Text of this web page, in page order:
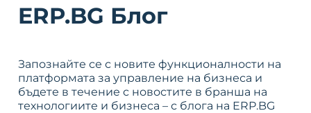
ERP.BG Блог
Запознайте се с новите функционалности на
платформата за управление на бизнеса и
бъдете в течение с новостите в бранша на
технологиите и бизнеса – с блога на ERP.BG